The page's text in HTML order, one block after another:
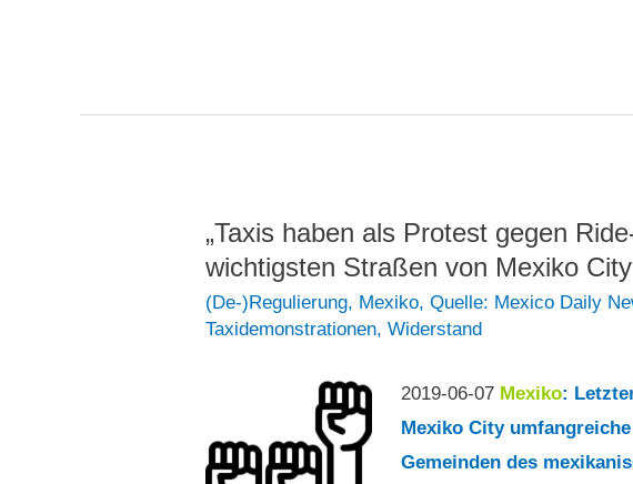
Uber,
DiDi
„Taxis haben als Protest gegen
wichtigsten Straßen von Mexiko
(De-)Regulierung, Mexiko,Quelle: Mexico Daily
Taxidemonstrationen,Widerstand
2019-06-07 Mexiko:
Mexiko City
Gemeinden des